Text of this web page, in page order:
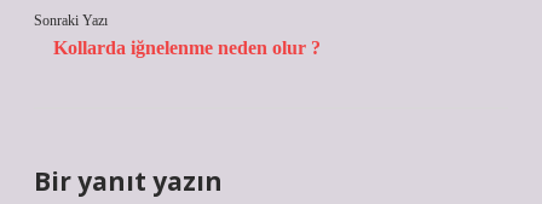
Sonraki Yazı
Kollarda iğnelenme neden olur ?
Bir yanıt yazın